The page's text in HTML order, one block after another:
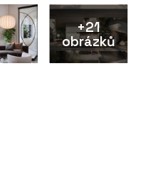
+21
obrázků